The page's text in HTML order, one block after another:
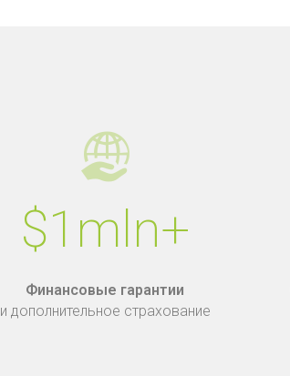
$1mln+
Финансовые гарантии
и дополнительное страхование